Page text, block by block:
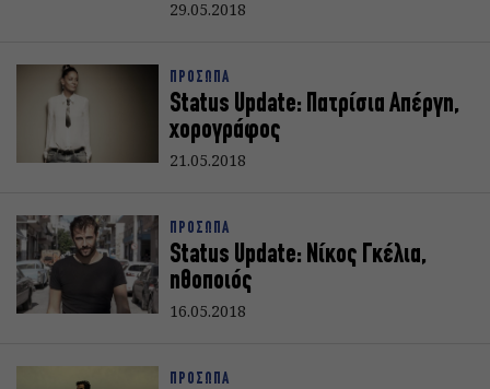
29.05.2018
ΠΡΟΣΩΠΑ
Status Update: Πατρίσια Απέργη,
χορογράφος
21.05.2018
ΠΡΟΣΩΠΑ
Status Update: Νίκος Γκέλια,
ηθοποιός
16.05.2018
ΠΡΟΣΩΠΑ